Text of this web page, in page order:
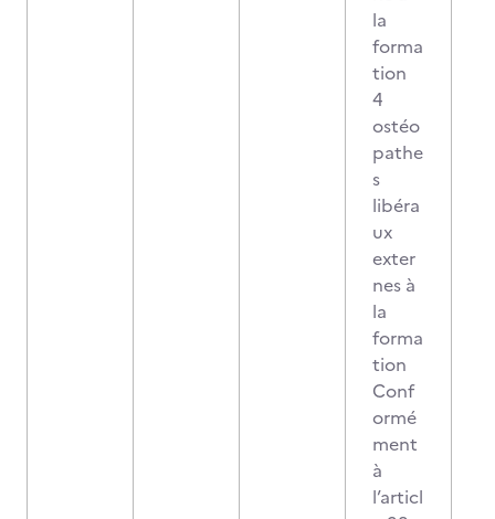
la
forma
tion
4
ostéo
pathe
s
libéra
ux
exter
nes à
la
forma
tion
Conf
ormé
ment
à
l’articl